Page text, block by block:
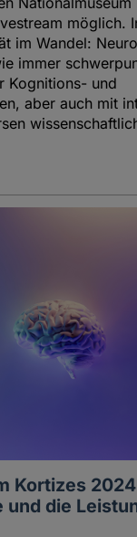
möglich.
im Wandel:
immer
Kognitions- und
aber auch mit
Kortizes
und die